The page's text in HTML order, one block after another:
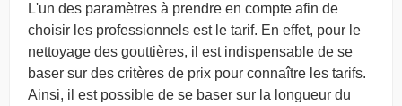
L'un des paramètres à prendre en compte afin de
choisir les professionnels est le tarif. En effet, pour le
nettoyage des gouttières, il est indispensable de se
baser sur des critères de prix pour connaître les tarifs.
Ainsi, il est possible de se baser sur la longueur du